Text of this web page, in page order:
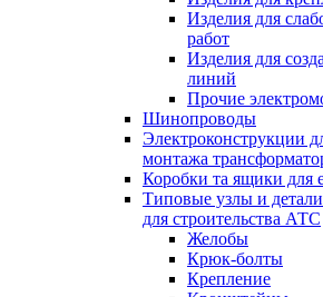
Изделия для
работ
Изделия для
линий
Прочие
Шинопроводы
Электроконструкции
монтажа
Коробки та ящики для
Типовые узлы и
для строительства АТС
Желобы
Крюк-болты
Крепление